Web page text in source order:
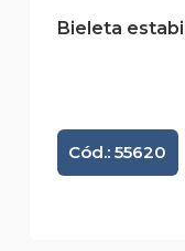
Bieleta
Cód.: 55620